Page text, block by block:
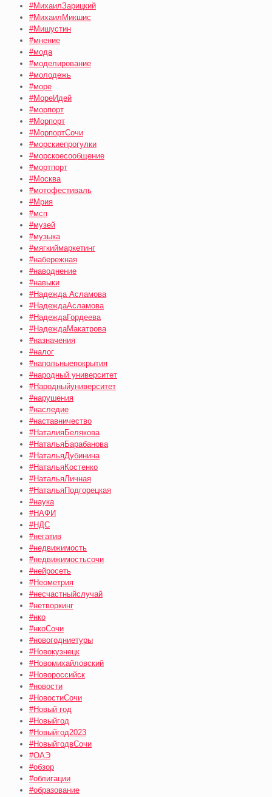
#МихаилЗарицкий
#МихаилМикшис
#Мишустин
#мнение
#мода
#моделирование
#молодежь
#море
#МореИдей
#морпорт
#Морпорт
#МорпортСочи
#морскиепрогулки
#морскоесообщение
#мортпорт
#Москва
#мотофестиваль
#Мрия
#мсп
#музей
#музыка
#мягкиймаркетинг
#набережная
#наводнение
#навыки
#Надежда Асламова
#НадеждаАсламова
#НадеждаГордеева
#НадеждаМакатрова
#назначения
#налог
#напольныепокрытия
#народный университет
#Народныйуниверситет
#нарушения
#наследие
#наставничество
#НаталияБелякова
#НатальяБарабанова
#НатальяДубинина
#НатальяКостенко
#НатальяЛичная
#НатальяПодгорецкая
#наука
#НАФИ
#НДС
#негатив
#недвижимость
#недвижимостьсочи
#нейросеть
#Неометрия
#несчастныйслучай
#нетворкинг
#нко
#нкоСочи
#новогодниетуры
#Новокузнецк
#Новомихайловский
#Новороссийск
#новости
#НовостиСочи
#Новый год
#Новыйгод
#Новыйгод2023
#НовыйгодвСочи
#ОАЭ
#обзор
#облигации
#образование